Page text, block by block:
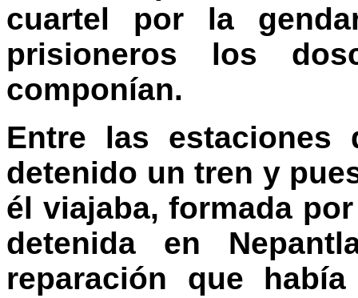
cuartel por la
prisioneros los
componían.
Entre las estaciones
detenido un tren y
él viajaba, formada
detenida en
reparación que